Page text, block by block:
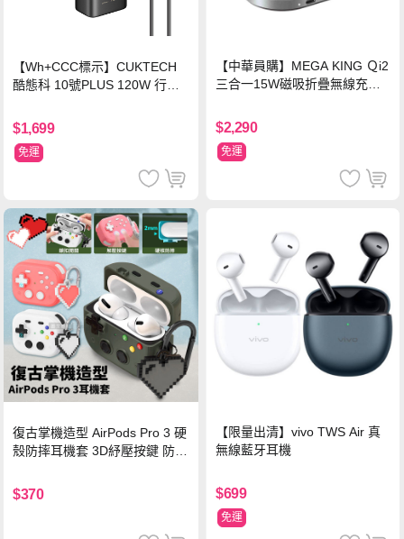
【Wh+CCC標示】CUKTECH
酷態科 10號PLUS 120W 行動
色
$1,699
免運
【中華員購】MEGA KING Ｑi2
三合一15W磁吸折疊無線充電
$2,290
免運
復古掌機造型 AirPods Pro 3 硬
殼防摔耳機套 3D紓壓按鍵 防開
$370
【限量出清】vivo TWS Air 真
無線藍牙耳機
$699
免運